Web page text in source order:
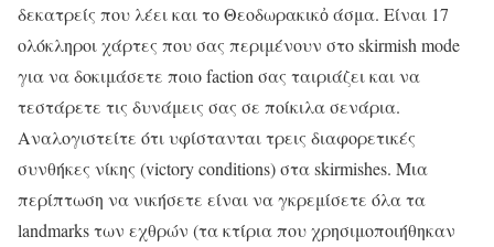
δεκατρείς που λέει και το Θεοδωρακικὀ άσμα. Είναι 17
ολόκληροι χάρτες που σας περιμένουν στο skirmish mode
για να δοκιμάσετε ποιο faction σας ταιριάζει και να
τεστάρετε τις δυνάμεις σας σε ποίκιλα σενάρια.
Αναλογιστείτε ότι υφίστανται τρεις διαφορετικές
συνθήκες νίκης (victory conditions) στα skirmishes. Μια
περίπτωση να νικήσετε είναι να γκρεμίσετε όλα τα
landmarks των εχθρών (τα κτίρια που χρησιμοποιήθηκαν